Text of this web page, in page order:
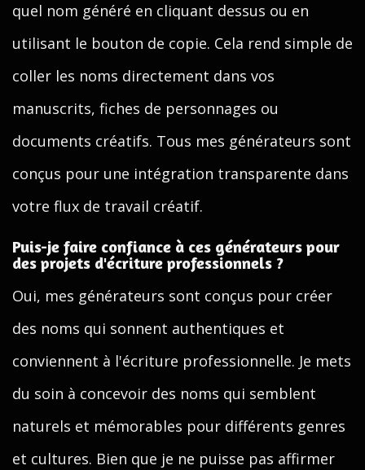
quel nom généré en cliquant dessus ou en
utilisant le bouton de copie. Cela rend simple de
coller les noms directement dans vos
manuscrits, fiches de personnages ou
documents créatifs. Tous mes générateurs sont
conçus pour une intégration transparente dans
votre flux de travail créatif.
Puis-je faire confiance à ces générateurs pour
des projets d'écriture professionnels ?
Oui, mes générateurs sont conçus pour créer
des noms qui sonnent authentiques et
conviennent à l'écriture professionnelle. Je mets
du soin à concevoir des noms qui semblent
naturels et mémorables pour différents genres
et cultures. Bien que je ne puisse pas affirmer